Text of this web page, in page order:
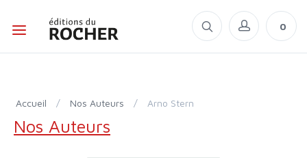
0
Accueil / Nos Auteurs / Arno Stern
Nos Auteurs